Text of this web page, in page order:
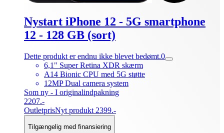
Nystart iPhone 12 - 5G smartphone
12 - 128 GB (sort)
Dette produkt er endnu ikke blevet bedømt.0
6,1" Super Retina XDR skærm
A14 Bionic CPU med 5G støtte
12MP Dual camera system
Som ny - I originalindpakning
2207.-
OutletprisNyt produkt 2399.-
Tilgængelig med finansiering